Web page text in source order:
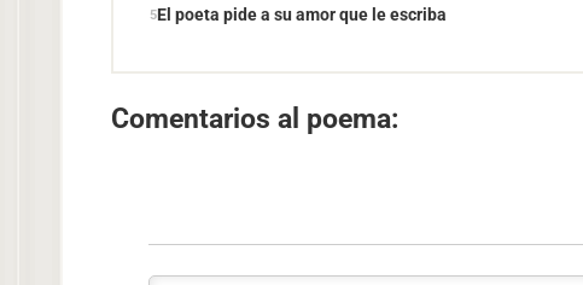
El poeta pide a su amor que le escriba
Comentarios al poema: